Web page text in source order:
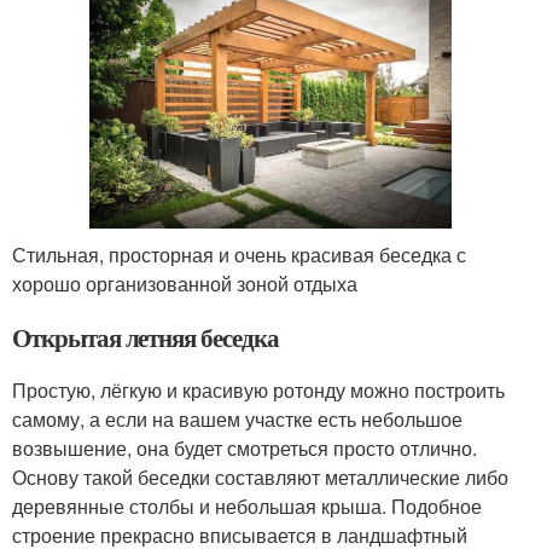
Стильная, просторная и очень красивая беседка с
хорошо организованной зоной отдыха
Открытая летняя беседка
Простую, лёгкую и красивую ротонду можно построить
самому, а если на вашем участке есть небольшое
возвышение, она будет смотреться просто отлично.
Основу такой беседки составляют металлические либо
деревянные столбы и небольшая крыша. Подобное
строение прекрасно вписывается в ландшафтный